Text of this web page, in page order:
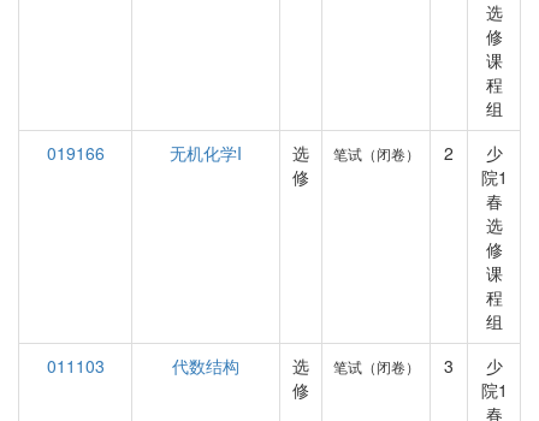
选
修
课
程
组
019166
无机化学I
选
修
笔试（闭卷） 2
少
院1
春
选
修
课
程
组
011103
代数结构
选
修
笔试（闭卷） 3
少
院1
春